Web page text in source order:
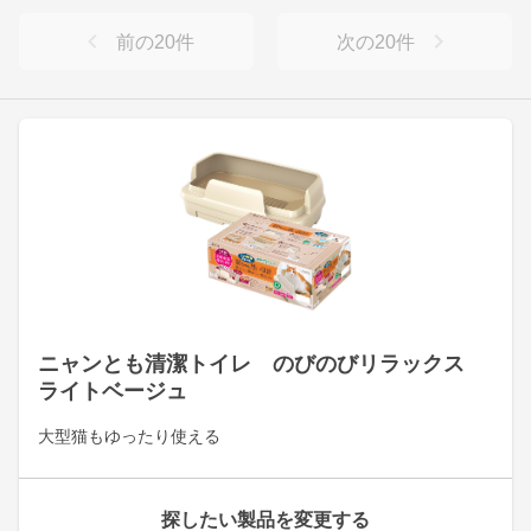
ニャンとも清潔トイレ のびのびリラックス
ライトベージュ
大型猫もゆったり使える
探したい製品を変更する
前の20件 次の20件